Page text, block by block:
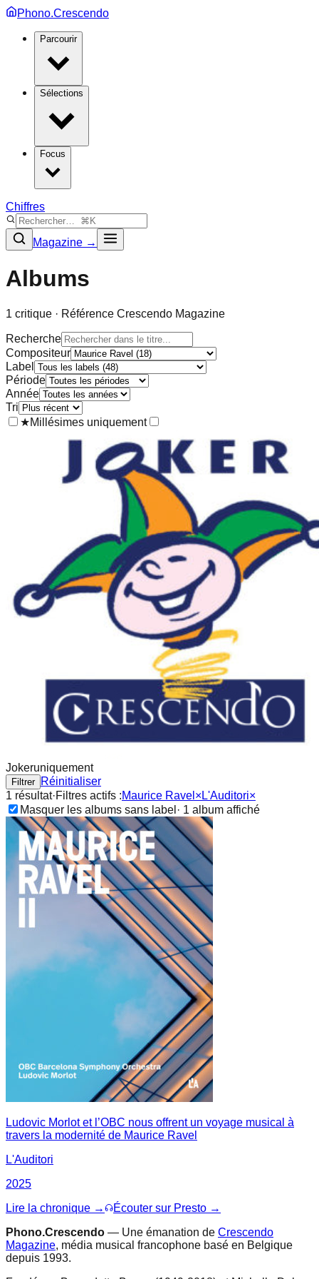
Phono.Crescendo
Parcourir
Sélections
Focus
Chiffres
Magazine →
Albums
1 critique · Référence Crescendo Magazine
Recherche
Compositeur
Label
Période
Année
Tri
★Millésimes uniquement
Jokeruniquement
Filtrer
Réinitialiser
1 résultat·Filtres actifs :Maurice Ravel × L'Auditori×
Masquer les albums sans label · 1 album affiché
Ludovic Morlot et l’OBC nous offrent un voyage musical à
travers la modernité de Maurice Ravel
L'Auditori
2025
Lire la chronique →
Écouter sur Presto →
Phono.Crescendo — Une émanation de Crescendo
Magazine, média musical francophone basé en Belgique
depuis 1993.